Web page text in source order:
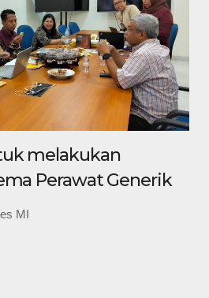
melakukan
Perawat Generik
MI